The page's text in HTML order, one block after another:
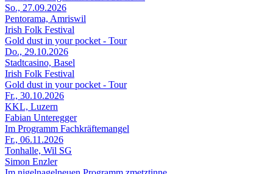
So., 27.09.2026
Pentorama, Amriswil
Irish Folk Festival
Gold dust in your pocket - Tour
Do., 29.10.2026
Stadtcasino, Basel
Irish Folk Festival
Gold dust in your pocket - Tour
Fr., 30.10.2026
KKL, Luzern
Fabian Unteregger
Im Programm Fachkräftemangel
Fr., 06.11.2026
Tonhalle, Wil SG
Simon Enzler